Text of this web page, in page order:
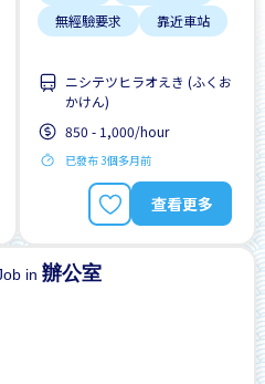
無經驗要求
靠近車站
ニシテツヒラオえき (ふくお
かけん)
850 - 1,000/hour
已發布 3個多月前
查看更多
in辦公室